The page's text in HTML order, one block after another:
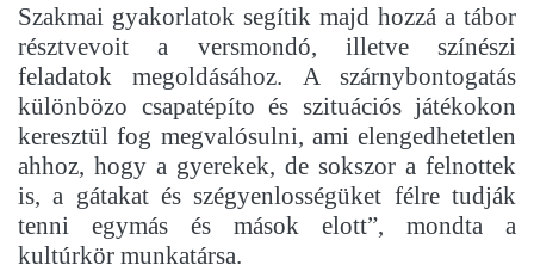
Szakmai gyakorlatok segítik majd hozzá a tábor
résztvevoit a versmondó, illetve színészi
feladatok megoldásához. A szárnybontogatás
különbözo csapatépíto és szituációs játékokon
keresztül fog megvalósulni, ami elengedhetetlen
ahhoz, hogy a gyerekek, de sokszor a felnottek
is, a gátakat és szégyenlosségüket félre tudják
tenni egymás és mások elott”, mondta a
kultúrkör munkatársa.